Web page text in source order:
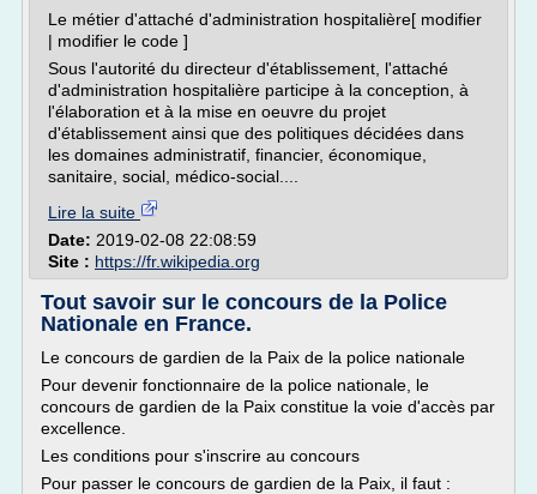
Le métier d'attaché d'administration hospitalière[ modifier
| modifier le code ]
Sous l'autorité du directeur d'établissement, l'attaché
d'administration hospitalière participe à la conception, à
l'élaboration et à la mise en oeuvre du projet
d'établissement ainsi que des politiques décidées dans
les domaines administratif, financier, économique,
sanitaire, social, médico-social....
Lire la suite
Date: 2019-02-08 22:08:59
Site : https://fr.wikipedia.org
Tout savoir sur le concours de la Police
Nationale en France.
Le concours de gardien de la Paix de la police nationale
Pour devenir fonctionnaire de la police nationale, le
concours de gardien de la Paix constitue la voie d'accès par
excellence.
Les conditions pour s'inscrire au concours
Pour passer le concours de gardien de la Paix, il faut :